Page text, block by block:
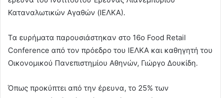
Καταναλωτικών Αγαθών (ΙΕΛΚΑ).
Τα ευρήματα παρουσιάστηκαν στο 16ο Food Retail
Conference από τον πρόεδρο του ΙΕΛΚΑ και καθηγητή του
Οικονομικού Πανεπιστημίου Αθηνών, Γιώργο Δουκίδη.
Όπως προκύπτει από την έρευνα, το 25% των